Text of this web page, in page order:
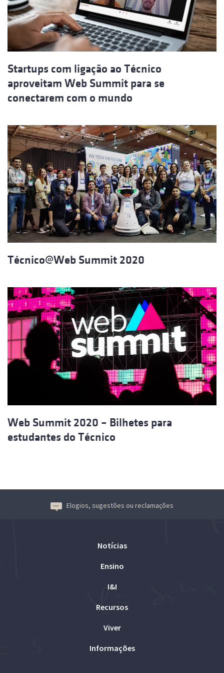
Startups com ligação ao Técnico
aproveitam Web Summit para se
conectarem com o mundo
Técnico@Web Summit 2020
Web Summit 2020 – Bilhetes para
estudantes do Técnico
Elogios, sugestões ou reclamações
Notícias
Ensino
I&I
Recursos
Viver
Informações